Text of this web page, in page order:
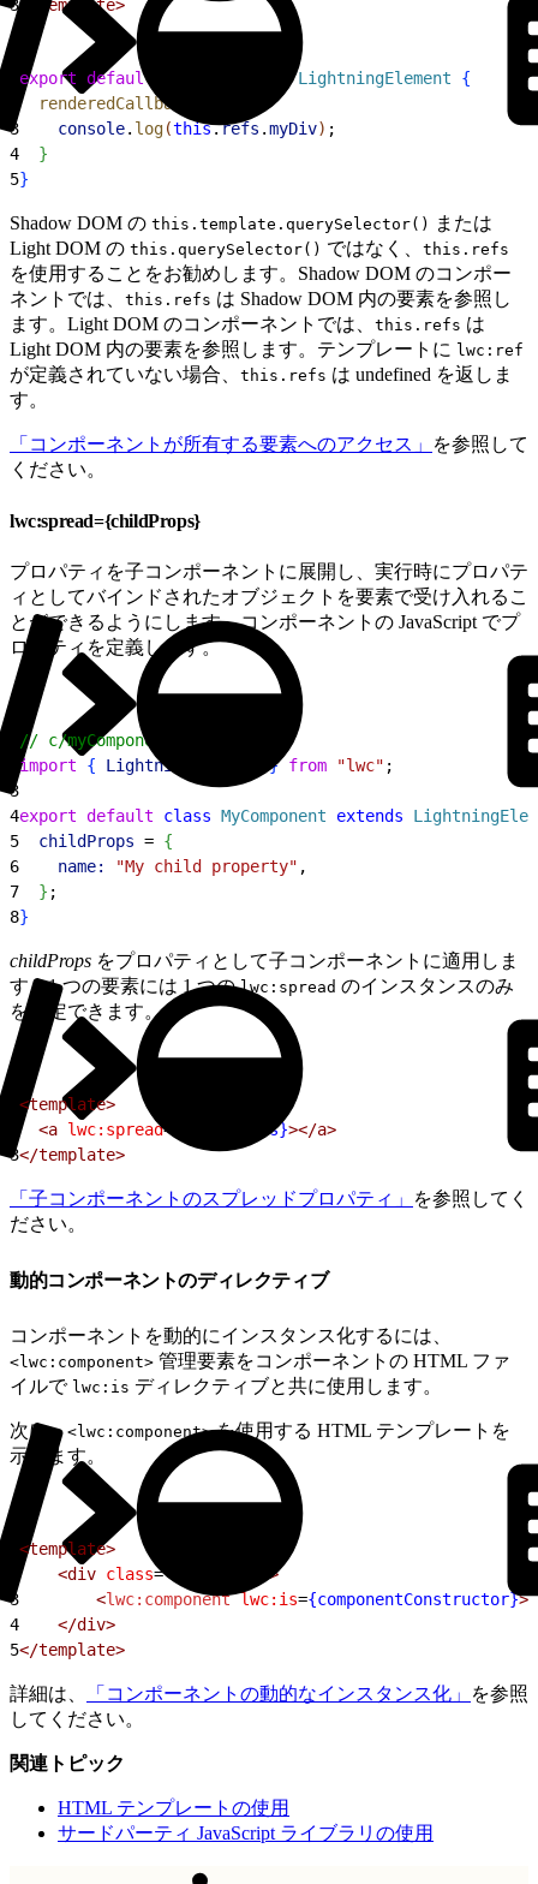
3</template>
export default LightningElement
{
  renderedCallback
3
    console
. log(this.refs .myDiv) ;
4
}
5}
Shadow DOM の this.template.querySelector()
または
Light DOM の this.querySelector() ではなく、 this.refs
を使用することをお勧めします。Shadow DOM のコンポー
ネントでは、 this.refs は Shadow DOM 内の要素を参照し
ます。Light DOM のコンポーネントでは、 this.refs は
Light DOM 内の要素を参照します。テンプレートに lwc:ref
が定義されていない場合、 this.refs は undefined を返しま
す。
「コンポーネントが所有する要素へのアクセス」
を参照して
ください。
lwc:spread={childProps}
プロパティを子コンポーネントに展開し、実行時にプロパテ
ィとしてバインドされたオブジェクトを要素で受け入れるこ
とができるようにします。コンポーネントの JavaScript でプ
ロパティを定義します。
// c/myComponent.js
import { LightningElement } from "lwc" ;
3
4export default class MyComponent extends
5
  childProps
= {
6
    name:
"My child property" ,
7
} ;
8}
childProps をプロパティとして子コンポーネントに適用しま
す。1 つの要素には 1 つのlwc:spread のインスタンスのみ
を設定できます。
<template>
  <a
lwc:spread= {childProps}></a>
3</template>
「子コンポーネントのスプレッドプロパティ」
を参照してく
ださい。
動的コンポーネントのディレクティブ
コンポーネントを動的にインスタンス化するには、
<lwc:component> 管理要素をコンポーネントの HTML ファ
イルで lwc:is ディレクティブと共に使用します。
次に、 <lwc:component>を使用する HTML テンプレートを
示します。
<template>
    <div
class="container" >
3
        <
lwc:component lwc:is={componentConstructor}
4
    </div>
5</template>
詳細は、 「コンポーネントの動的なインスタンス化」
を参照
してください。
関連トピック
HTML テンプレートの使用
サードパーティ JavaScript ライブラリの使用